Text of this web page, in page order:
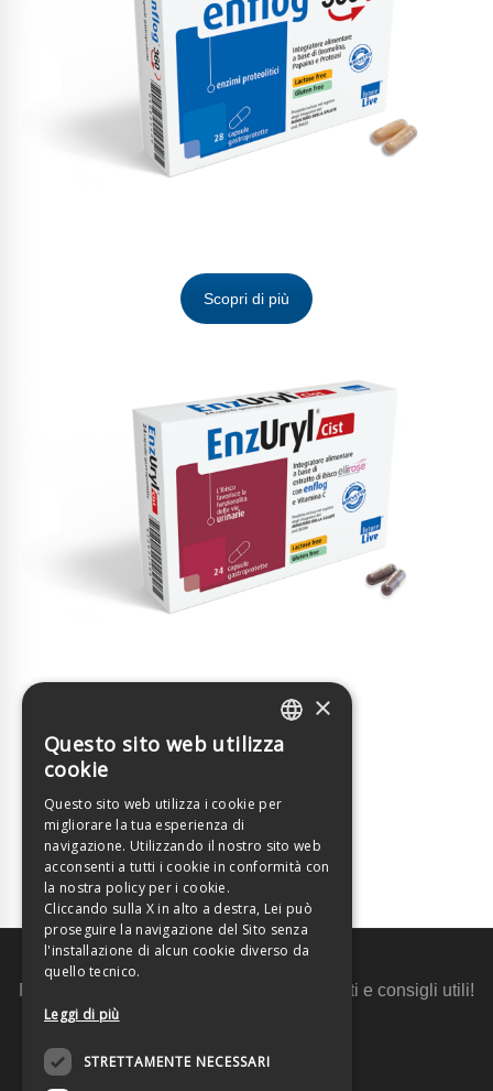
Scopri di più
Scopri di più
Ricevi promozioni esclusive, aggiornamenti e consigli utili!
×
Questo sito web utilizza
cookie
Questo sito web utilizza i cookie per
migliorare la tua esperienza di
navigazione. Utilizzando il nostro sito web
acconsenti a tutti i cookie in conformità con
la nostra policy per i cookie.
Cliccando sulla X in alto a destra, Lei può
proseguire la navigazione del Sito senza
l'installazione di alcun cookie diverso da
quello tecnico.
Leggi di più
STRETTAMENTE NECESSARI